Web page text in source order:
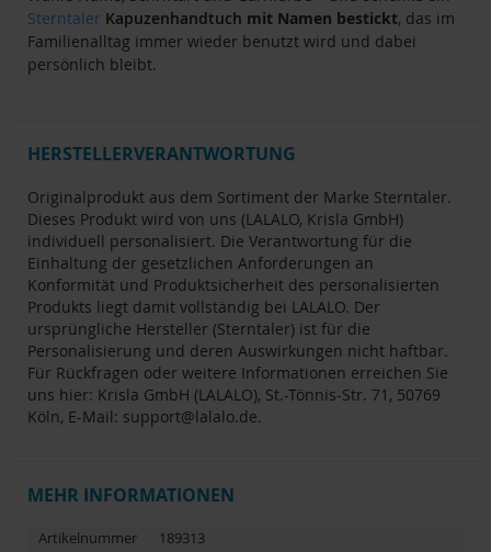
Sterntaler Kapuzenhandtuch mit Namen bestickt, das im
Familienalltag immer wieder benutzt wird und dabei
persönlich bleibt.
HERSTELLERVERANTWORTUNG
Originalprodukt aus dem Sortiment der Marke Sterntaler.
Dieses Produkt wird von uns (LALALO, Krisla GmbH)
individuell personalisiert. Die Verantwortung für die
Einhaltung der gesetzlichen Anforderungen an
Konformität und Produktsicherheit des personalisierten
Produkts liegt damit vollständig bei LALALO. Der
ursprüngliche Hersteller (Sterntaler) ist für die
Personalisierung und deren Auswirkungen nicht haftbar.
Für Rückfragen oder weitere Informationen erreichen Sie
uns hier: Krisla GmbH (LALALO), St.-Tönnis-Str. 71, 50769
Köln, E-Mail: support@lalalo.de.
MEHR INFORMATIONEN
Artikelnummer
189313